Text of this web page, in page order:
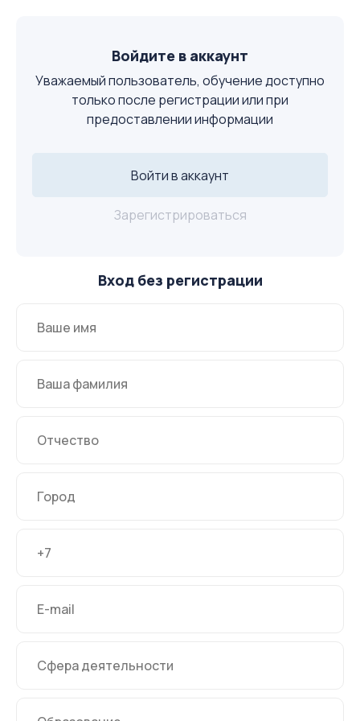
Войдите в аккаунт
Уважаемый пользователь, обучение доступно
только после регистрации или при
предоставлении информации
Войти в аккаунт
Зарегистрироваться
Вход без регистрации